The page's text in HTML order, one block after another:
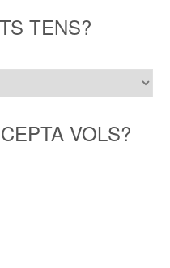
TENS?
VOLS?